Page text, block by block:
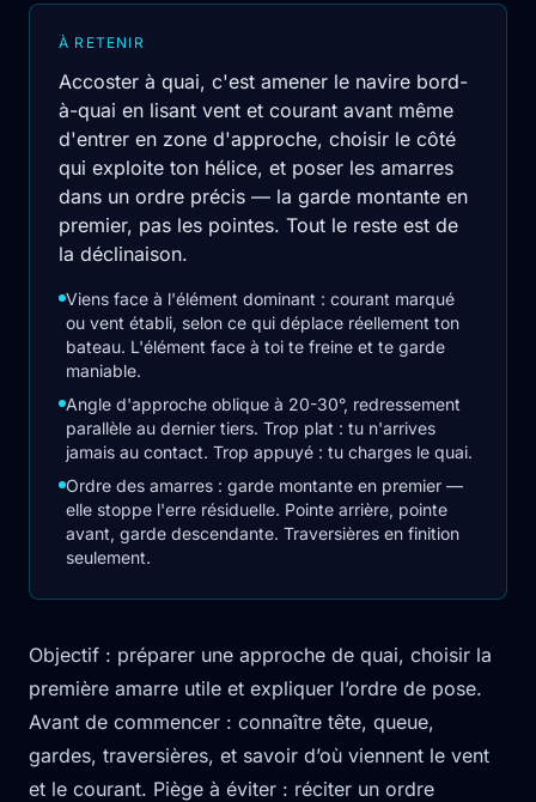
À RETENIR
Accoster à quai, c'est amener le navire bord-
à-quai en lisant vent et courant avant même
d'entrer en zone d'approche, choisir le côté
qui exploite ton hélice, et poser les amarres
dans un ordre précis — la garde montante en
premier, pas les pointes. Tout le reste est de
la déclinaison.
Viens face à l'élément dominant : courant marqué
ou vent établi, selon ce qui déplace réellement ton
bateau. L'élément face à toi te freine et te garde
maniable.
Angle d'approche oblique à 20-30°, redressement
parallèle au dernier tiers. Trop plat : tu n'arrives
jamais au contact. Trop appuyé : tu charges le quai.
Ordre des amarres : garde montante en premier —
elle stoppe l'erre résiduelle. Pointe arrière, pointe
avant, garde descendante. Traversières en finition
seulement.
Objectif : préparer une approche de quai, choisir la
première amarre utile et expliquer l’ordre de pose.
Avant de commencer : connaître tête, queue,
gardes, traversières, et savoir d’où viennent le vent
et le courant. Piège à éviter : réciter un ordre